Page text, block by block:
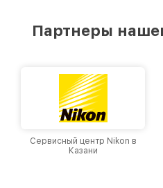
лучшим сервисным
Партнеры
Сервисный центр Nikon в
Казани